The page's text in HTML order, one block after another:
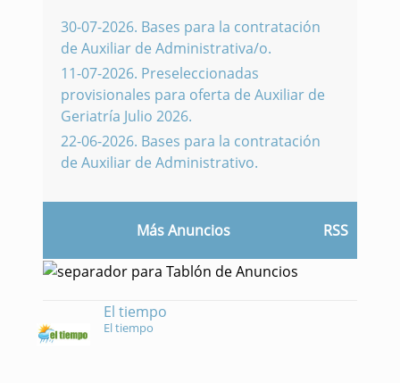
30-07-2026. Bases para la contratación
de Auxiliar de Administrativa/o.
11-07-2026. Preseleccionadas
provisionales para oferta de Auxiliar de
Geriatría Julio 2026.
22-06-2026. Bases para la contratación
de Auxiliar de Administrativo.
Más Anuncios RSS
El tiempo
El tiempo